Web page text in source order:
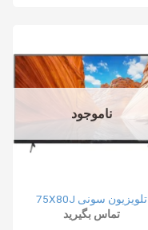
ناموجود
تلویزیون سونی 75X80J
تماس بگیرید